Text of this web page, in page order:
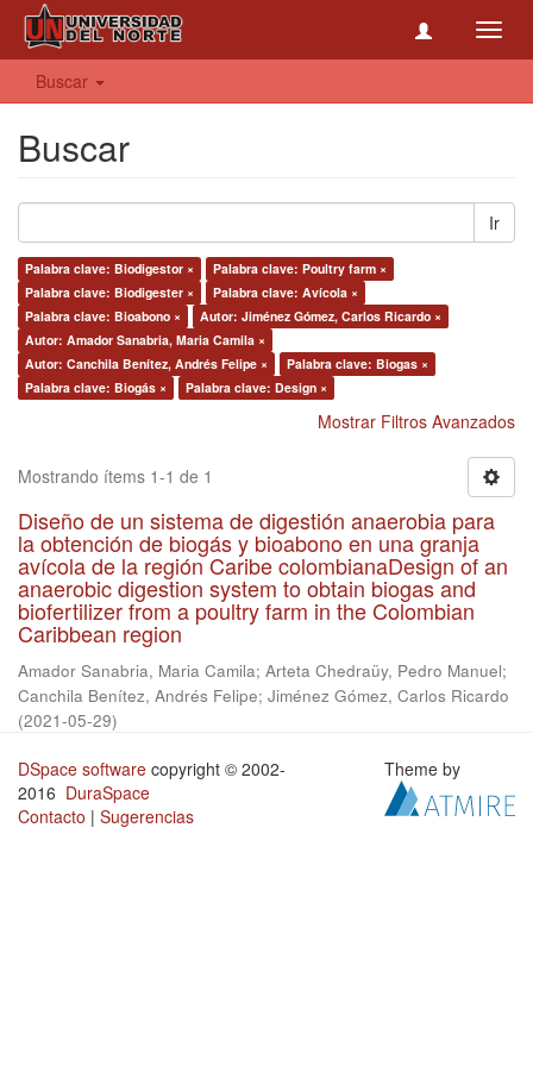
Buscar
Buscar
Ir
Palabra clave: Biodigestor ×
Palabra clave: Poultry farm ×
Palabra clave: Biodigester ×
Palabra clave: Avícola ×
Palabra clave: Bioabono ×
Autor: Jiménez Gómez, Carlos Ricardo ×
Autor: Amador Sanabria, Maria Camila ×
Autor: Canchila Benítez, Andrés Felipe ×
Palabra clave: Biogas ×
Palabra clave: Biogás ×
Palabra clave: Design ×
Mostrar Filtros Avanzados
Mostrando ítems 1-1 de 1
Diseño de un sistema de digestión anaerobia para
la obtención de biogás y bioabono en una granja
avícola de la región Caribe colombianaDesign of an
anaerobic digestion system to obtain biogas and
biofertilizer from a poultry farm in the Colombian
Caribbean region
Amador Sanabria, Maria Camila; Arteta Chedraüy, Pedro Manuel;
Canchila Benítez, Andrés Felipe; Jiménez Gómez, Carlos Ricardo
(2021-05-29)
DSpace software copyright © 2002-
2016 DuraSpace
Contacto | Sugerencias
Theme by